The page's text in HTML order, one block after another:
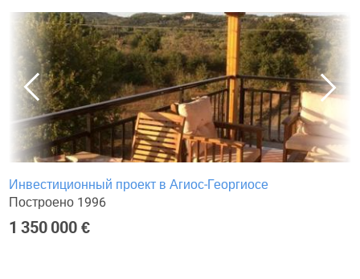
Инвестиционный проект в Агиос-Георгиосе
Построено 1996
1 350 000 €